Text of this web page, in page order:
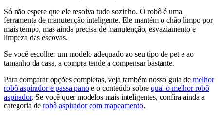
Só não espere que ele resolva tudo sozinho. O robô é uma
ferramenta de manutenção inteligente. Ele mantém o chão limpo por
mais tempo, mas ainda precisa de manutenção, esvaziamento e
limpeza das escovas.
Se você escolher um modelo adequado ao seu tipo de pet e ao
tamanho da casa, a compra tende a compensar bastante.
Para comparar opções completas, veja também nosso guia de melhor
robô aspirador e passa pano e o conteúdo sobre qual o melhor robô
aspirador. Se você quer modelos mais inteligentes, confira ainda a
categoria de robô aspirador com mapeamento.